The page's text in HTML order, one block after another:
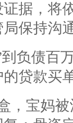
据，将
保持沟
负债百
贷款买
，宝妈